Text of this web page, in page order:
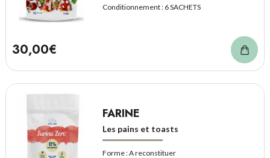
Conditionnement : 6 SACHETS
30,00€
FARINE
Les pains et toasts
Forme :A reconstituer